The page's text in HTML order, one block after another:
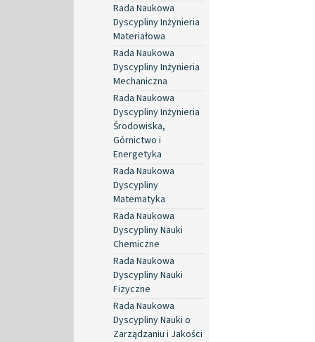
Rada Naukowa
Dyscypliny Inżynieria
Materiałowa
Rada Naukowa
Dyscypliny Inżynieria
Mechaniczna
Rada Naukowa
Dyscypliny Inżynieria
Środowiska,
Górnictwo i
Energetyka
Rada Naukowa
Dyscypliny
Matematyka
Rada Naukowa
Dyscypliny Nauki
Chemiczne
Rada Naukowa
Dyscypliny Nauki
Fizyczne
Rada Naukowa
Dyscypliny Nauki o
Zarządzaniu i Jakości